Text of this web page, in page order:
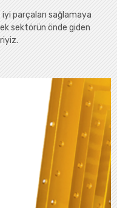
parçaları sağlamaya
sektörün önde giden